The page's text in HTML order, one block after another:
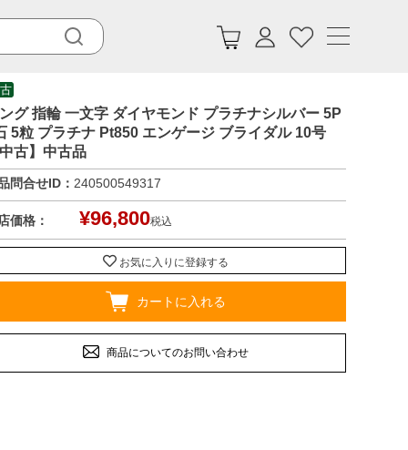
グ 指輪 一文字 ダイヤモンド プラチナシルバー 5P
5粒 プラチナ Pt850 エンゲージ ブライダル 10号
古】中古品
問合せID： 240500549317
価格： ¥96,800税込
お気に入りに登録する
カートに入れる
商品についてのお問い合わせ